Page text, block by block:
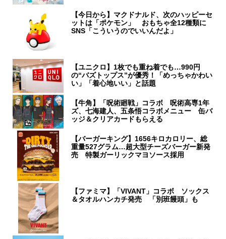
【今日から】マクドナルド、次のハッピーセ
ットは「ポケモン」 おもちゃ全12種類に
SNS「こういうのでいいんだよ」
【ユニクロ】1枚でも重ね着でも…990円
の“バズトップス”が優秀！「めっちゃかわい
い」「着心地いい」と話題
【牛角】「呪術廻戦」コラボ 呪術高専1年
ズ、七海建人、五条悟コラボメニュー 缶バ
ッジ＆クリアカードもらえる
【バーガーキング】1656キロカロリー、総
重量527グラム…超大型チーズバーガー新発
売 特製ガーリックマヨソース採用
【ファミマ】「VIVANT」コラボ ソックス
＆タオルハンカチ発売 「別班饅頭」も